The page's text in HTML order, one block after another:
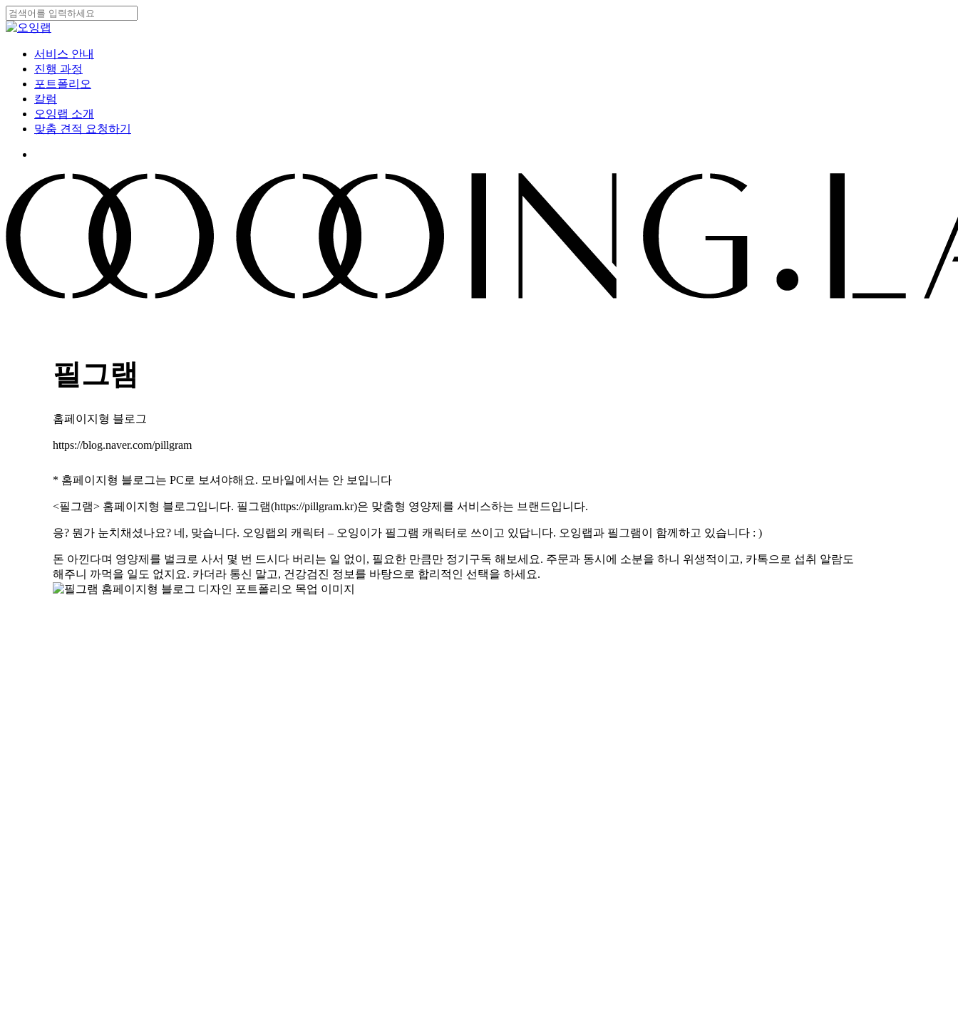
Skip
to
main
content
Close
search
Menu
서비스 안내
진행 과정
포트폴리오
칼럼
오잉랩 소개
맞춤 견적 요청하기
필그램
홈페이지형 블로그
https://blog.naver.com/pillgram
* 홈페이지형 블로그는 PC로 보셔야해요. 모바일에서는 안 보입니다
<필그램> 홈페이지형 블로그입니다. 필그램(https://pillgram.kr)은 맞춤형 영양제를 서비스하는 브랜드입니다.
응? 뭔가 눈치채셨나요? 네, 맞습니다. 오잉랩의 캐릭터 – 오잉이가 필그램 캐릭터로 쓰이고 있답니다. 오잉랩과 필그램이 함께하고 있습니다 : )
돈 아낀다며 영양제를 벌크로 사서 몇 번 드시다 버리는 일 없이, 필요한 만큼만 정기구독 해보세요. 주문과 동시에 소분을 하니 위생적이고, 카톡으로 섭취 알람도
해주니 까먹을 일도 없지요. 카더라 통신 말고, 건강검진 정보를 바탕으로 합리적인 선택을 하세요.